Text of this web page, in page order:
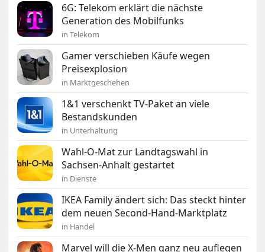
6G: Telekom erklärt die nächste
Generation des Mobilfunks
in Telekom
Gamer verschieben Käufe wegen
Preisexplosion
in Marktgeschehen
1&1 verschenkt TV-Paket an viele
Bestandskunden
in Unterhaltung
Wahl-O-Mat zur Landtagswahl in
Sachsen-Anhalt gestartet
in Dienste
IKEA Family ändert sich: Das steckt hinter
dem neuen Second-Hand-Marktplatz
in Handel
Marvel will die X-Men ganz neu auflegen